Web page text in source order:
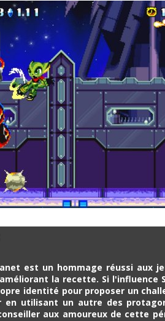
est un hommage réussi aux
la recette. Si l'influence
identité pour proposer un
utilisant un autre des
aux amoureux de cette